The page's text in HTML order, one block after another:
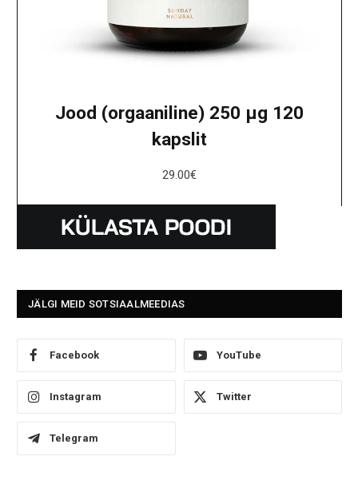
Jood (orgaaniline) 250 μg 120
kapslit
29.00€
JÄLGI MEID SOTSIAALMEEDIAS
Facebook YouTube
Instagram Twitter
Telegram